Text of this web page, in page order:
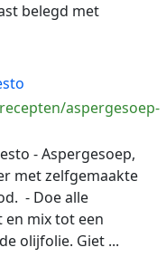
belegd met
aspergesoep-
- Aspergesoep,
met zelfgemaakte
- Doe alle
mix tot een
olijfolie. Giet ...